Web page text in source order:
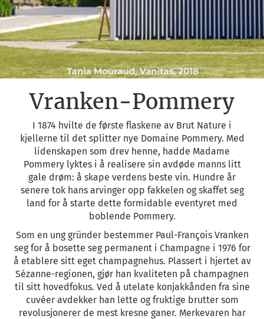
Vranken-Pommery
I 1874 hvilte de første flaskene av Brut Nature i
kjellerne til det splitter nye Domaine Pommery. Med
lidenskapen som drev henne, hadde Madame
Pommery lyktes i å realisere sin avdøde manns litt
gale drøm: å skape verdens beste vin. Hundre år
senere tok hans arvinger opp fakkelen og skaffet seg
land for å starte dette formidable eventyret med
boblende Pommery.
Som en ung gründer bestemmer Paul-François Vranken
seg for å bosette seg permanent i Champagne i 1976 for
å etablere sitt eget champagnehus. Plassert i hjertet av
Sézanne-regionen, gjør han kvaliteten på champagnen
til sitt hovedfokus. Ved å utelate konjakkånden fra sine
cuvéer avdekker han lette og fruktige brutter som
revolusjonerer de mest kresne ganer. Merkevaren har